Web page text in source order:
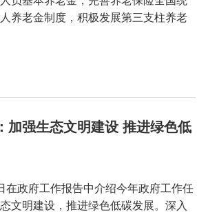
养老金制度，积极发展第三支柱养老
加强生态文明建设 推进绿色低
在政府工作报告中介绍今年政府工作任
文明建设，推进绿色低碳发展。深入